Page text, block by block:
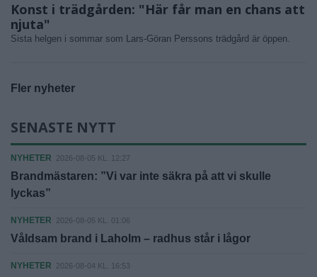
Konst i trädgården: "Här får man en chans att
njuta"
Sista helgen i sommar som Lars-Göran Perssons trädgård är öppen.
Fler nyheter
SENASTE NYTT
NYHETER 2026-08-05 KL. 12:27
Brandmästaren: ”Vi var inte säkra på att vi skulle
lyckas”
NYHETER 2026-08-05 KL. 01:06
Våldsam brand i Laholm – radhus står i lågor
NYHETER 2026-08-04 KL. 16:53